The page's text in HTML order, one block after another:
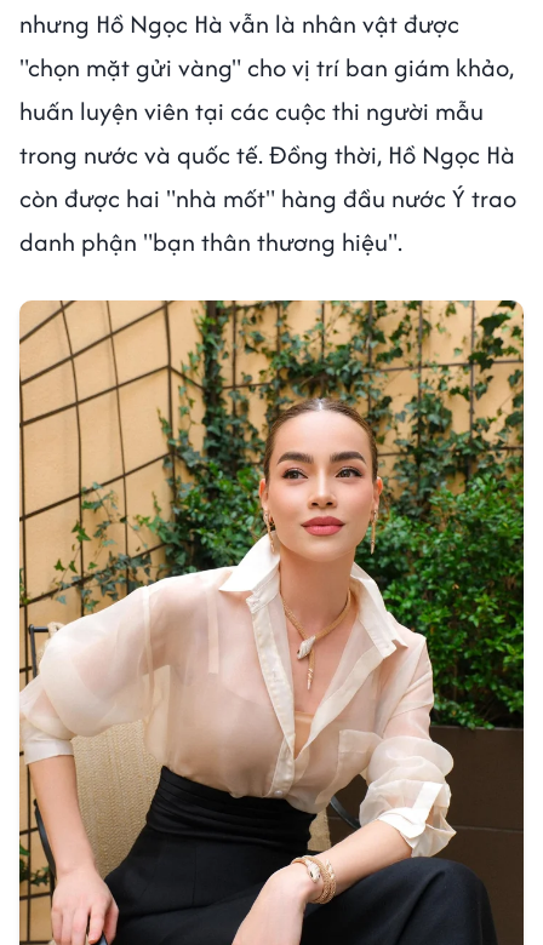
nhưng Hồ Ngọc Hà vẫn là nhân vật được
"chọn mặt gửi vàng" cho vị trí ban giám khảo,
huấn luyện viên tại các cuộc thi người mẫu
trong nước và quốc tế. Đồng thời, Hồ Ngọc Hà
còn được hai "nhà mốt" hàng đầu nước Ý trao
danh phận "bạn thân thương hiệu".